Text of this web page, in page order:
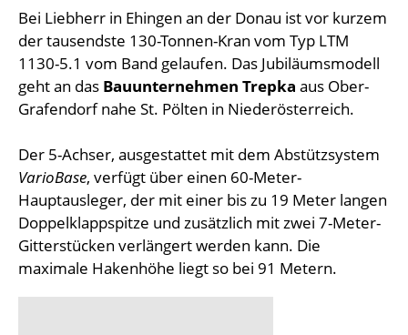
Bei Liebherr in Ehingen an der Donau ist vor kurzem
der tausendste 130-Tonnen-Kran vom Typ LTM
1130-5.1 vom Band gelaufen. Das Jubiläumsmodell
geht an das Bauunternehmen Trepka aus Ober-
Grafendorf nahe St. Pölten in Niederösterreich.
Der 5-Achser, ausgestattet mit dem Abstützsystem
VarioBase, verfügt über einen 60-Meter-
Hauptausleger, der mit einer bis zu 19 Meter langen
Doppelklappspitze und zusätzlich mit zwei 7-Meter-
Gitterstücken verlängert werden kann. Die
maximale Hakenhöhe liegt so bei 91 Metern.